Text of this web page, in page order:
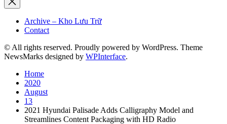
Archive – Kho Lưu Trữ
Contact
© All rights reserved. Proudly powered by WordPress. Theme
NewsMarks designed by WPInterface.
Home
2020
August
13
2021 Hyundai Palisade Adds Calligraphy Model and
Streamlines Content Packaging with HD Radio